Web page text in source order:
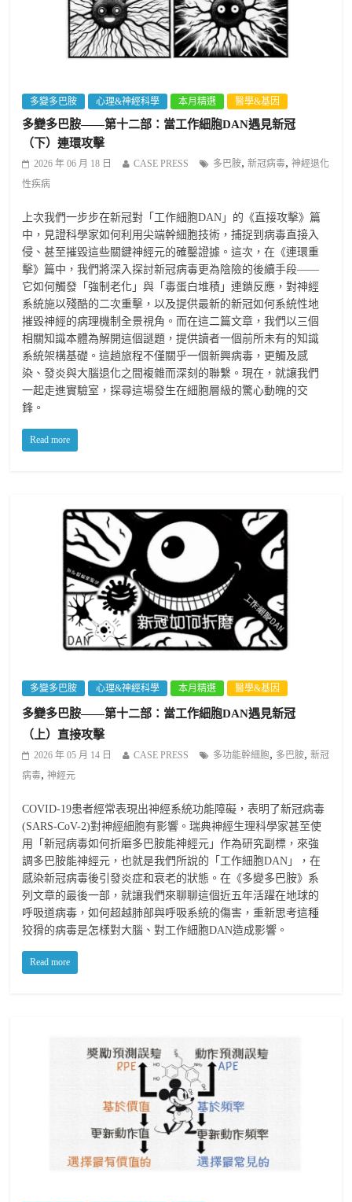
多變多巴胺 心理&神經科學 本月精選 醫學&基因
多變多巴胺——第十二部：當工作細胞DAN遇見新冠
（下）連環攻擊
2026 年 06 月 18 日 CASE PRESS 多巴胺,新冠病毒,神經退化
性疾病
上次我們一步步在新冠對「工作細胞DAN」的《直接攻擊》篇
中，見證科學家如何利用尖端幹細胞技術，捕捉到病毒直接入
侵、甚至摧毀這些關鍵神經元的確鑿證據。這次，在《連環重
擊》篇中，我們將深入探討新冠病毒更為陰險的後續手段——
它如何觸發「強制老化」與「毒蛋白堆積」連鎖反應，對神經
系統施以殘酷的二次重擊，以及提供最新的新冠如何系統性地
摧毀神經的病理機制全景視角。而在這二篇文章，我們以三個
相關知識本體為解開這個謎題，提供讀者一個前所未有的知識
系統架構基礎。這趟旅程不僅關乎一個新興病毒，更觸及感
染、發炎與大腦退化之間複雜而深刻的聯繫。現在，就讓我們
一起走進實驗室，探尋這場發生在細胞層級的驚心動魄的交
鋒。
Read more
多變多巴胺 心理&神經科學 本月精選 醫學&基因
多變多巴胺——第十二部：當工作細胞DAN遇見新冠
（上）直接攻擊
2026 年 05 月 14 日 CASE PRESS 多功能幹細胞, 多巴胺,新冠
病毒,神經元
COVID-19患者經常表現出神經系統功能障礙，表明了新冠病毒
(SARS-CoV-2)對神經細胞有影響。瑞典神經生理科學家甚至使
用「新冠病毒如何折磨多巴胺能神經元」作為研究副標，來強
調多巴胺能神經元，也就是我們所說的「工作細胞DAN」，在
感染新冠病毒後引發炎症和衰老的狀態。在《多變多巴胺》系
列文章的最後一部，就讓我們來聊聊這個近五年活躍在地球的
呼吸道病毒，如何超越肺部與呼吸系統的傷害，重新思考這種
狡猾的病毒是怎樣對大腦、對工作細胞DAN造成影響。
Read more